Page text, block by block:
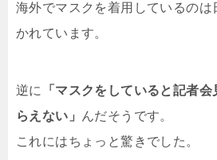
海外でマスクを着用しているのは
かれています。
逆に
「マスクをしていると記者
らえない」
んだそうです。
これにはちょっと驚きでした。